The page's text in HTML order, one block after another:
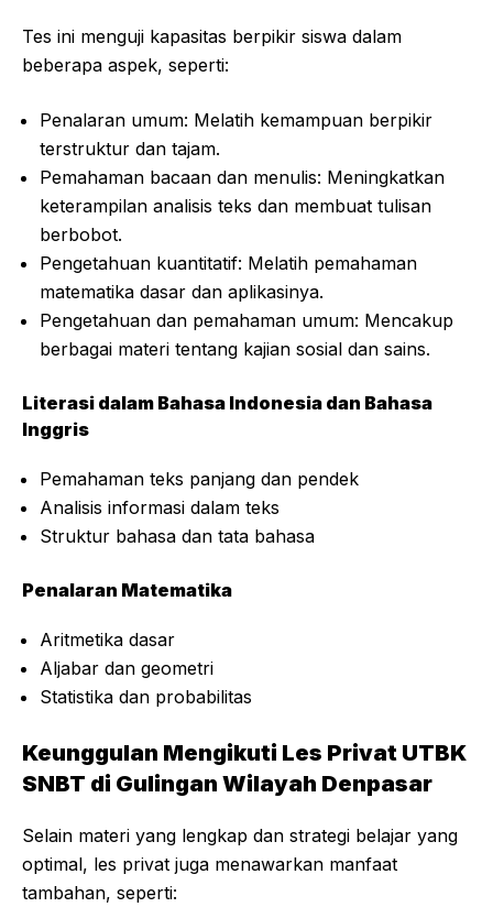
Tes ini menguji kapasitas berpikir siswa dalam
beberapa aspek, seperti:
Penalaran umum: Melatih kemampuan berpikir
terstruktur dan tajam.
Pemahaman bacaan dan menulis: Meningkatkan
keterampilan analisis teks dan membuat tulisan
berbobot.
Pengetahuan kuantitatif: Melatih pemahaman
matematika dasar dan aplikasinya.
Pengetahuan dan pemahaman umum: Mencakup
berbagai materi tentang kajian sosial dan sains.
Literasi dalam Bahasa Indonesia dan Bahasa
Inggris
Pemahaman teks panjang dan pendek
Analisis informasi dalam teks
Struktur bahasa dan tata bahasa
Penalaran Matematika
Aritmetika dasar
Aljabar dan geometri
Statistika dan probabilitas
Keunggulan Mengikuti Les Privat UTBK
SNBT di Gulingan Wilayah Denpasar
Selain materi yang lengkap dan strategi belajar yang
optimal, les privat juga menawarkan manfaat
tambahan, seperti: